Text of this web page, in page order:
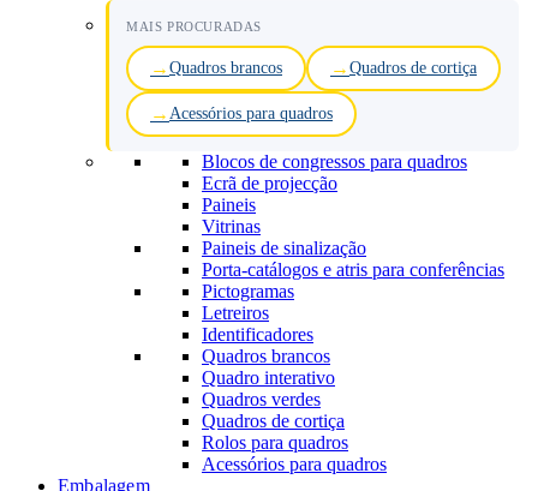
MAIS PROCURADAS
Quadros brancos Quadros de cortiça
Acessórios para quadros
Blocos de congressos para quadros
Ecrã de projecção
Paineis
Vitrinas
Paineis de sinalização
Porta-catálogos e atris para conferências
Pictogramas
Letreiros
Identificadores
Quadros brancos
Quadro interativo
Quadros verdes
Quadros de cortiça
Rolos para quadros
Acessórios para quadros
Embalagem